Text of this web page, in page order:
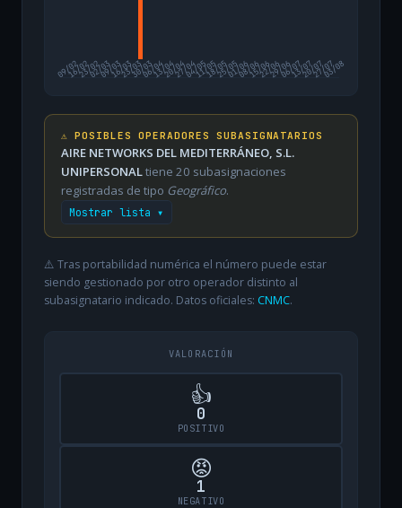
09/02
16/0223/0202/0309/0316/0323/0330/0306/0413/0420/0427/0404/0511/0518/0525/0501/0608/0615/0622/0629/0606/0713/0720/0727/07
03/08
⚠️ POSIBLES OPERADORES SUBASIGNATARIOS
AIRE NETWORKS DEL MEDITERRÁNEO, S.L.
UNIPERSONALtiene 20 subasignaciones
registradas de tipo Geográfico.
Mostrar lista ▾
⚠️ Tras portabilidad numérica el número puede estar
siendo gestionado por otro operador distinto al
subasignatario indicado. Datos oficiales: CNMC.
VALORACIÓN
👍
0
POSITIVO
😡
1
NEGATIVO